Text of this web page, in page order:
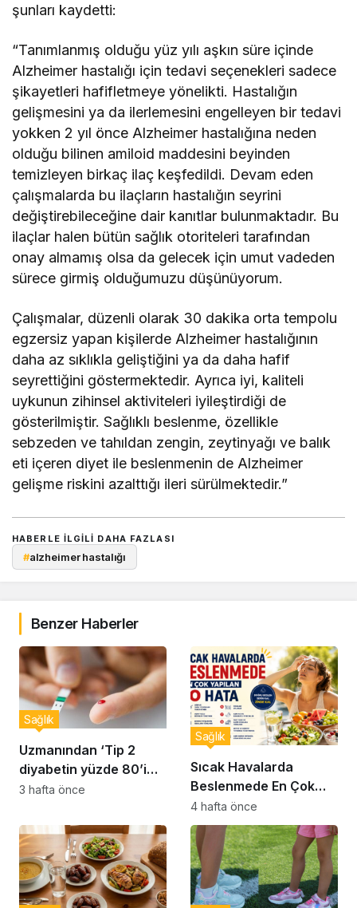
şunları kaydetti:
“Tanımlanmış olduğu yüz yılı aşkın süre içinde
Alzheimer hastalığı için tedavi seçenekleri sadece
şikayetleri hafifletmeye yönelikti. Hastalığın
gelişmesini ya da ilerlemesini engelleyen bir tedavi
yokken 2 yıl önce Alzheimer hastalığına neden
olduğu bilinen amiloid maddesini beyinden
temizleyen birkaç ilaç keşfedildi. Devam eden
çalışmalarda bu ilaçların hastalığın seyrini
değiştirebileceğine dair kanıtlar bulunmaktadır. Bu
ilaçlar halen bütün sağlık otoriteleri tarafından
onay almamış olsa da gelecek için umut vadeden
sürece girmiş olduğumuzu düşünüyorum.
Çalışmalar, düzenli olarak 30 dakika orta tempolu
egzersiz yapan kişilerde Alzheimer hastalığının
daha az sıklıkla geliştiğini ya da daha hafif
seyrettiğini göstermektedir. Ayrıca iyi, kaliteli
uykunun zihinsel aktiviteleri iyileştirdiği de
gösterilmiştir. Sağlıklı beslenme, özellikle
sebzeden ve tahıldan zengin, zeytinyağı ve balık
eti içeren diyet ile beslenmenin de Alzheimer
gelişme riskini azalttığı ileri sürülmektedir.”
HABERLE ILGILI DAHA FAZLASI
#alzheimer hastalığı
Benzer Haberler
Uzmanından ‘Tip 2
diyabetin yüzde 80’i
önlenebilir’ uyarısı
Sağlık
3 hafta önce
Sıcak Havalarda
Beslenmede En Çok
Yapılan 10 Hata
Sağlık
4 hafta önce